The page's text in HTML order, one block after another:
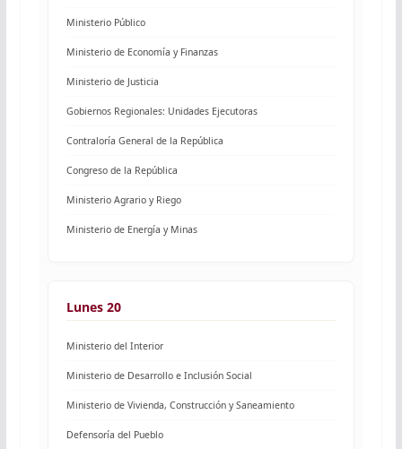
Ministerio Público
Ministerio de Economía y Finanzas
Ministerio de Justicia
Gobiernos Regionales: Unidades Ejecutoras
Contraloría General de la República
Congreso de la República
Ministerio Agrario y Riego
Ministerio de Energía y Minas
Lunes 20
Ministerio del Interior
Ministerio de Desarrollo e Inclusión Social
Ministerio de Vivienda, Construcción y Saneamiento
Defensoría del Pueblo